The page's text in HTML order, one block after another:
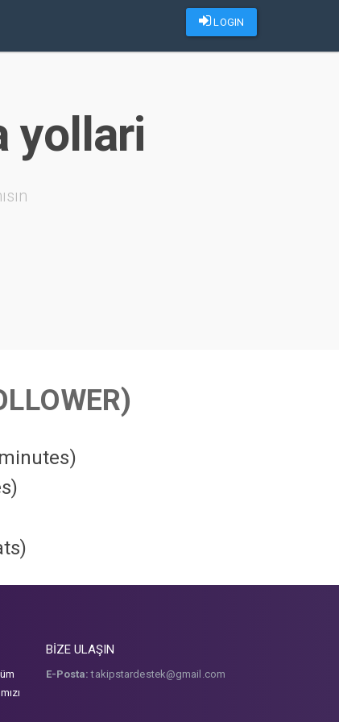
LOGIN
yollari
)
BİZE ULAŞIN
E-Posta: takipstardestek@gmail.com